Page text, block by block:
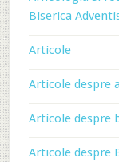
Biserica
Articole
Articole despre
Articole despre
Articole despre